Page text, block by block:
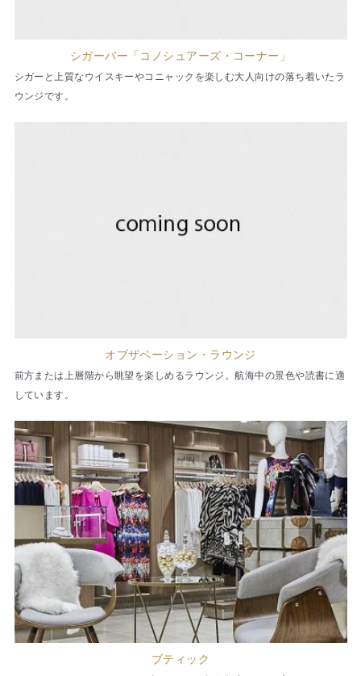
シガーバー「コノシュアーズ・コーナー」
シガーと上質なウイスキーやコニャックを楽しむ大人向けの落ち着いたラ
ウンジです。
オブザベーション・ラウンジ
前方または上層階から眺望を楽しめるラウンジ。航海中の景色や読書に適
しています。
ブティック